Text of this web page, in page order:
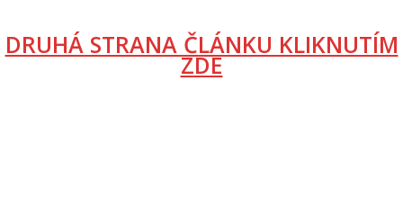
DRUHÁ STRANA ČLÁNKU KLIKNUTÍM
ZDE